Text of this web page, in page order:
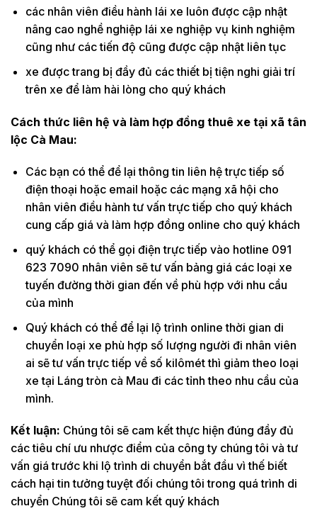
các nhân viên điều hành lái xe luôn được cập nhật
nâng cao nghề nghiệp lái xe nghiệp vụ kinh nghiệm
cũng như các tiến độ cũng được cập nhật liên tục
xe được trang bị đầy đủ các thiết bị tiện nghi giải trí
trên xe để làm hài lòng cho quý khách
Cách thức liên hệ và làm hợp đồng thuê xe tại xã tân
lộc Cà Mau:
Các bạn có thể để lại thông tin liên hệ trực tiếp số
điện thoại hoặc email hoặc các mạng xã hội cho
nhân viên điều hành tư vấn trực tiếp cho quý khách
cung cấp giá và làm hợp đồng online cho quý khách
quý khách có thể gọi điện trực tiếp vào hotline 091
623 7090 nhân viên sẽ tư vấn bảng giá các loại xe
tuyến đường thời gian đến về phù hợp với nhu cầu
của mình
Quý khách có thể để lại lộ trình online thời gian di
chuyển loại xe phù hợp số lượng người đi nhân viên
ai sẽ tư vấn trực tiếp về số kilômét thì giảm theo loại
xe tại Láng tròn cà Mau đi các tỉnh theo nhu cầu của
mình.
Kết luận: Chúng tôi sẽ cam kết thực hiện đúng đầy đủ
các tiêu chí ưu nhược điểm của công ty chúng tôi và tư
vấn giá trước khi lộ trình di chuyển bắt đầu vì thế biết
cách hại tin tưởng tuyệt đối chúng tôi trong quá trình di
chuyển Chúng tôi sẽ cam kết quý khách